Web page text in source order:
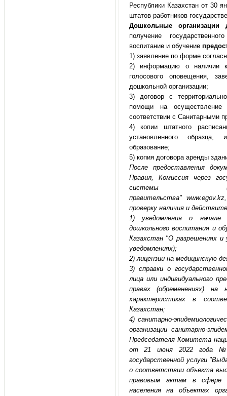
Республики Казахстан от 30
штатов работников
Дошкольные организации
получение
воспитание и обучение
1) заявление по форме
2) информацию о наличии
голосового оповещения,
дошкольной организации;
3) договор с
помощи на осуществление
соответствии с Санитарными
4) копии штатного
установленного
образование;
5) копия договора аренды
После предоставления
Правил, Комиссия через
системы
правительства" www.egov.kz
проверку наличия и
1) уведомления о
дошкольного воспитания и
Казахстан "О разрешениях и
уведомлениях);
2) лицензии на медицинскую
3) справки о
лица или индивидуального
правах (обременениях) на
характеристиках в
Казахстан;
4) санитарно-
организации санитарно-
Председателя Комитета
от 21 июня 2022 года №
государственной услуги
о соответствии объекта
правовым актам в сфере
населения на объектах